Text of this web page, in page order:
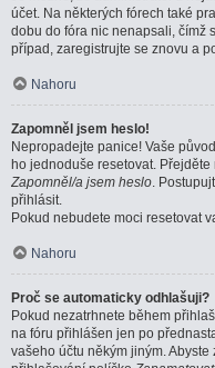
účet. Na některých fórech také
dobu do fóra nic nenapsali, čímž
případ, zaregistrujte se znovu a
Nahoru
Zapomněl jsem heslo!
Nepropadejte panice! Vaše
ho jednoduše resetovat.
Zapomněl/a jsem heslo.
přihlásit.
Pokud nebudete moci resetovat
Nahoru
Proč se automaticky odhlašuji?
Pokud nezatrhnete během
na fóru přihlášen jen po
vašeho účtu někým jiným.